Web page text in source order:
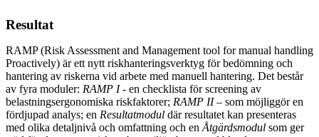
Resultat
RAMP (Risk Assessment and Management tool for manual handling
Proactively) är ett nytt riskhanteringsverktyg för bedömning och
hantering av riskerna vid arbete med manuell hantering. Det består
av fyra moduler: RAMP I- en checklista för screening av
belastningsergonomiska riskfaktorer; RAMP II– som möjliggör en
fördjupad analys; en Resultatmodul där resultatet kan presenteras
med olika detaljnivå och omfattning och en Åtgärdsmodul som ger